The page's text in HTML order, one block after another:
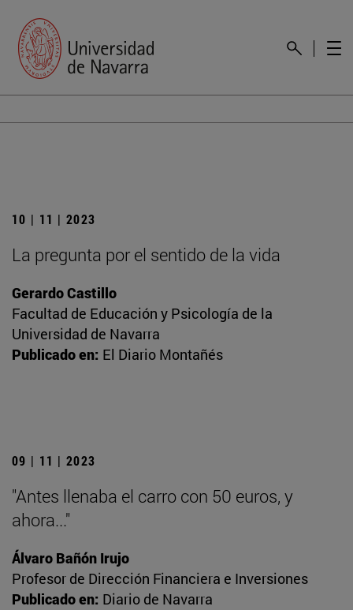
10 | 11 | 2023
La pregunta por el sentido de la vida
Gerardo Castillo
Facultad de Educación y Psicología de la
Universidad de Navarra
Publicado en: El Diario Montañés
09 | 11 | 2023
"Antes llenaba el carro con 50 euros, y
ahora..."
Álvaro Bañón Irujo
Profesor de Dirección Financiera e Inversiones
Publicado en: Diario de Navarra